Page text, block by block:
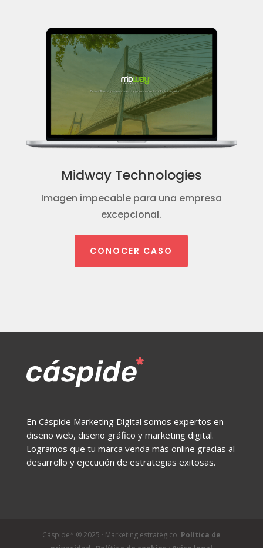
Midway Technologies
Imagen impecable para una empresa
excepcional.
CONOCER CASO
En Cáspide Marketing Digital somos expertos en
diseño web, diseño gráfico y marketing digital.
Logramos que tu marca venda más online gracias al
desarrollo y ejecución de estrategias exitosas.
Cáspide* ® 2025 · Marketing estratégico. Política de